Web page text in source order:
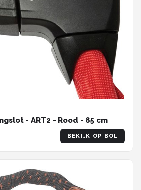
- ART2 - Rood - 85 cm
BEKIJK OP BOL